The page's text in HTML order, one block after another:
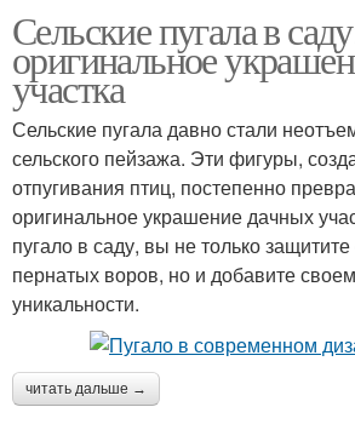
Сельские пугала в
оригинальное
участка
Сельские пугала давно стали
сельского пейзажа. Эти фигуры,
отпугивания птиц, постепенно
оригинальное украшение дачных
пугало в саду, вы не только
пернатых воров, но и добавите
уникальности.
читать дальше →